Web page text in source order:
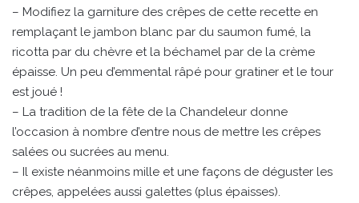
– Modifiez la garniture des crêpes de cette recette en
remplaçant le jambon blanc par du saumon fumé, la
ricotta par du chèvre et la béchamel par de la crème
épaisse. Un peu d’emmental râpé pour gratiner et le tour
est joué !
– La tradition de la fête de la Chandeleur donne
l’occasion à nombre d’entre nous de mettre les crêpes
salées ou sucrées au menu.
– Il existe néanmoins mille et une façons de déguster les
crêpes, appelées aussi galettes (plus épaisses).